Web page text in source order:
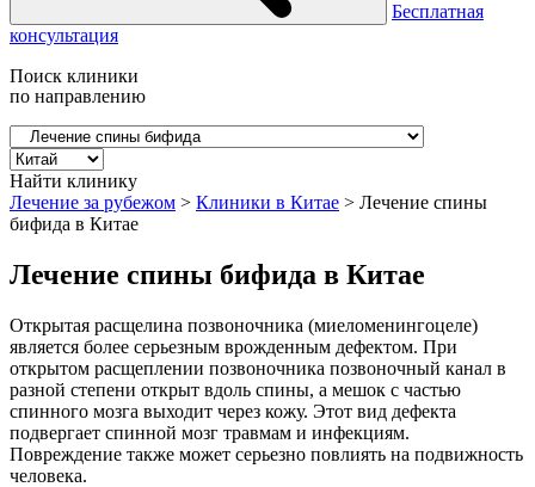
Бесплатная
консультация
Поиск клиники
по направлению
Найти клинику
Лечение за рубежом > Клиники в Китае > Лечение спины
бифида в Китае
Лечение спины бифида в Китае
Открытая расщелина позвоночника (миеломенингоцеле)
является более серьезным врожденным дефектом. При
открытом расщеплении позвоночника позвоночный канал в
разной степени открыт вдоль спины, а мешок с частью
спинного мозга выходит через кожу. Этот вид дефекта
подвергает спинной мозг травмам и инфекциям.
Повреждение также может серьезно повлиять на подвижность
человека.